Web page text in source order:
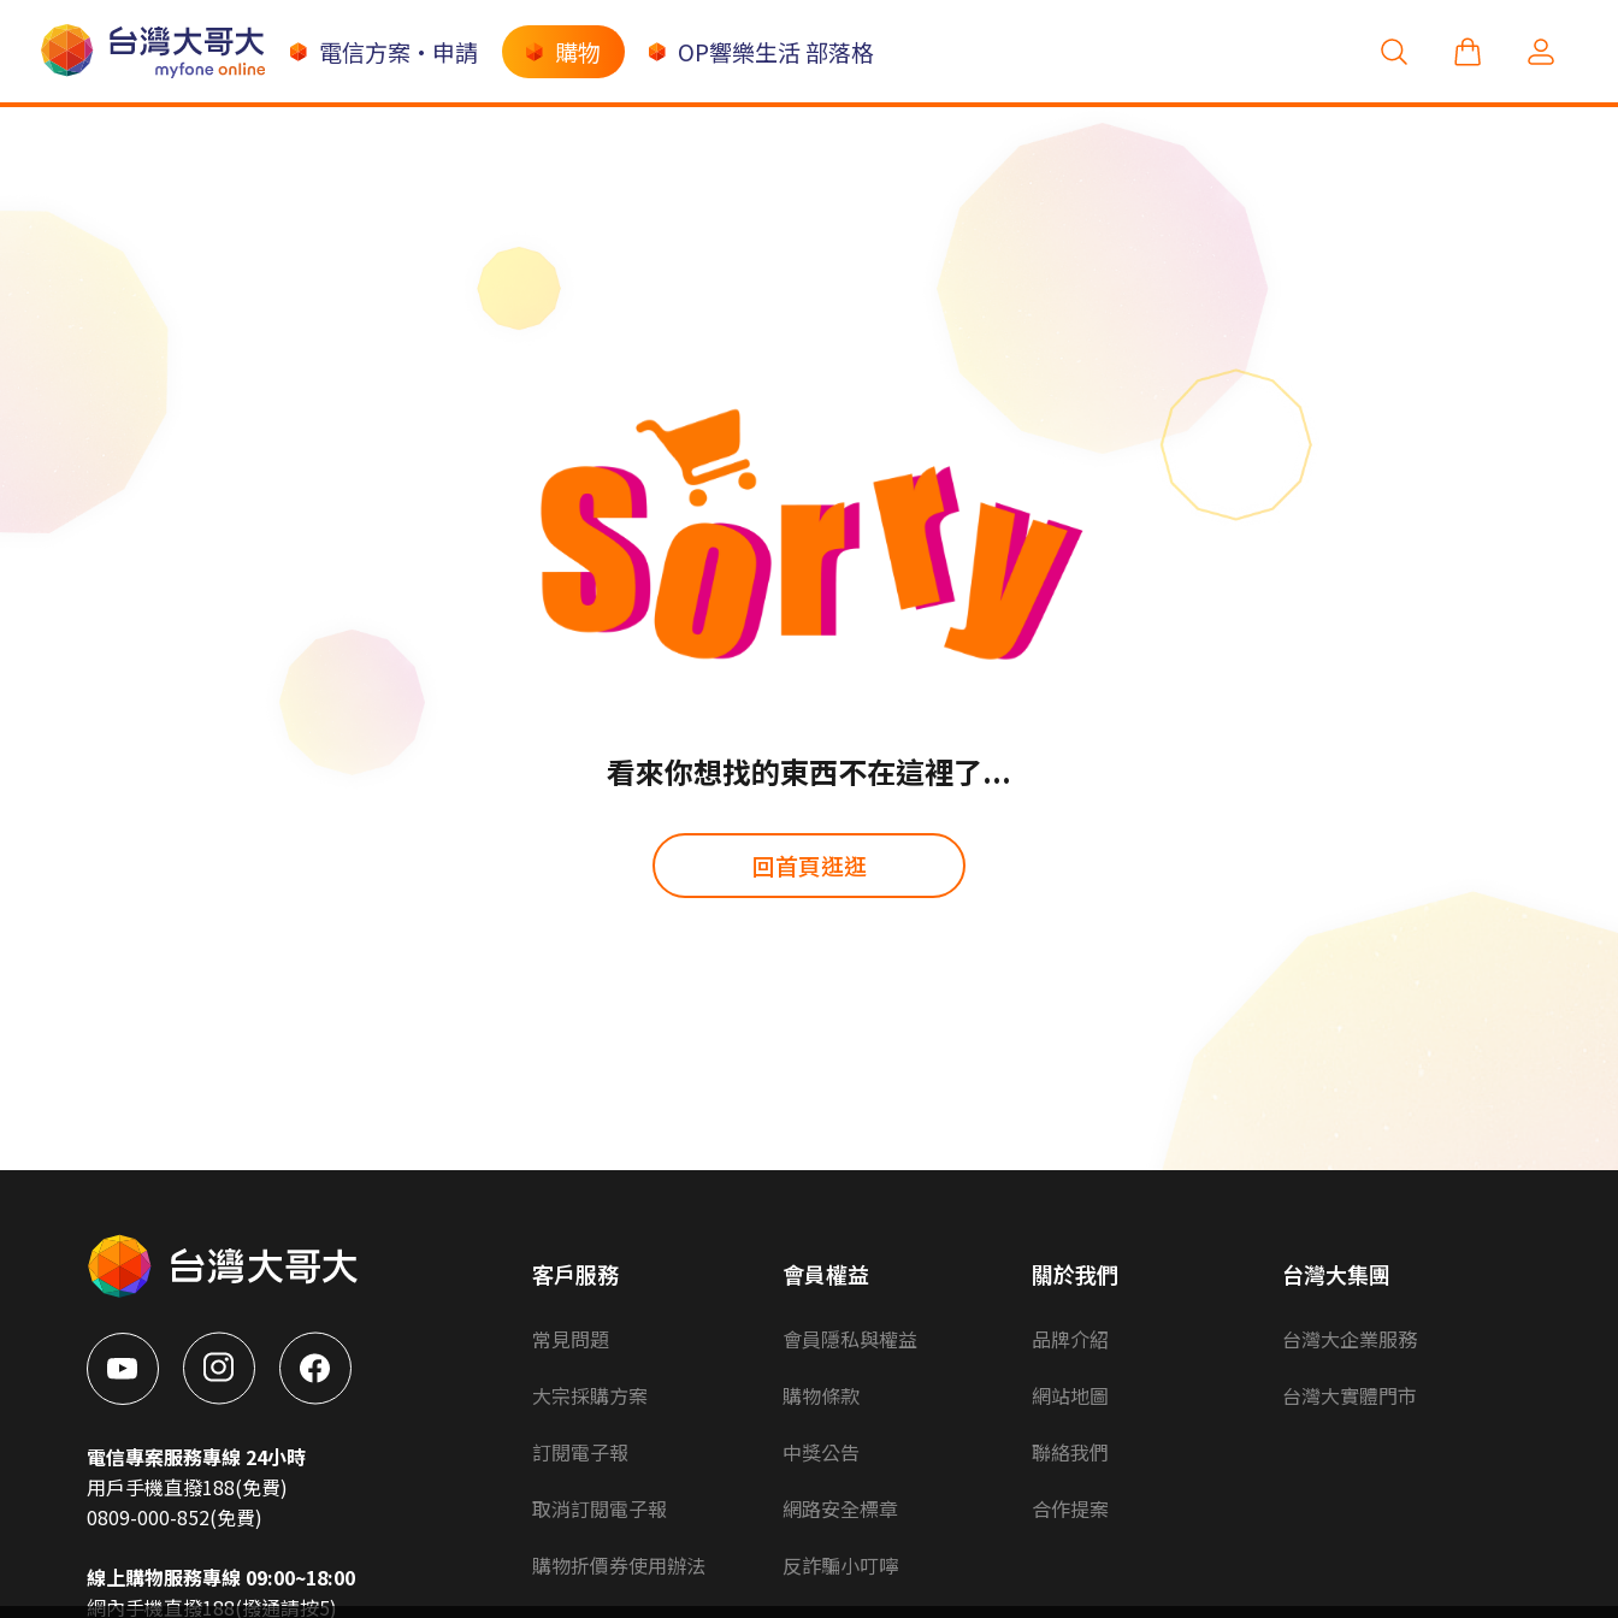
電信方案•申請 購物 OP響樂生活 部落格
看來你想找的東西不在這裡了...
回首頁逛逛
電信專案服務專線 24小時
用戶手機直撥188(免費)
0809-000-852(免費)
線上購物服務專線 09:00~18:00
網內手機直撥188(撥通請按5)
客戶服務
常見問題
大宗採購方案
訂閱電子報
取消訂閱電子報
購物折價券使用辦法
會員權益
會員隱私與權益
購物條款
中獎公告
網路安全標章
反詐騙小叮嚀
關於我們
品牌介紹
網站地圖
聯絡我們
合作提案
台灣大集團
台灣大企業服務
台灣大實體門市